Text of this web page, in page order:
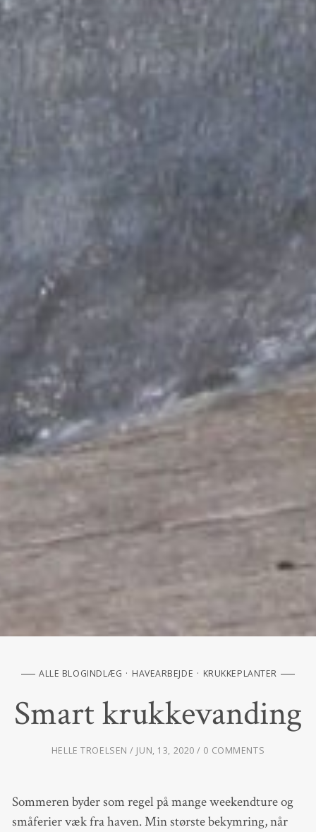
ALLE BLOGINDLÆG HAVEARBEJDE KRUKKEPLANTER
Smart krukkevanding
HELLE TROELSEN JUN, 13, 2020 0 COMMENTS
Sommeren byder som regel på mange weekendture og
småferier væk fra haven. Min største bekymring, når